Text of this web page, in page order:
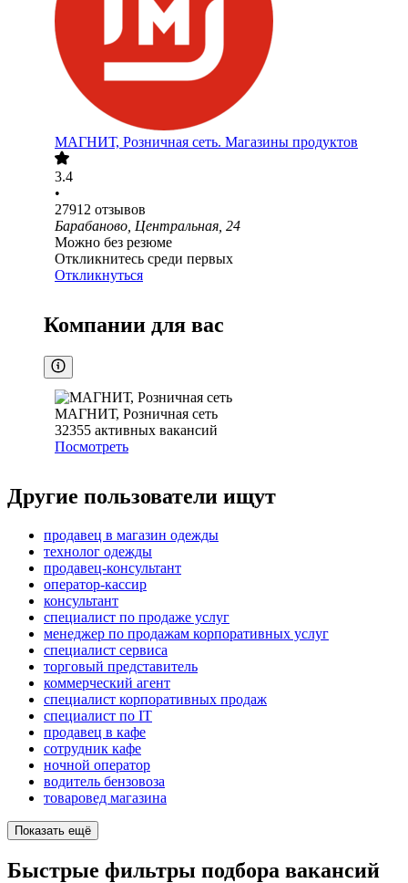
МАГНИТ, Розничная сеть. Магазины продуктов
3.4
•
27912 отзывов
Барабаново, Центральная, 24
Можно без резюме
Откликнитесь среди первых
Откликнуться
Компании для вас
МАГНИТ, Розничная сеть
32355 активных вакансий
Посмотреть
Другие пользователи ищут
продавец в магазин одежды
технолог одежды
продавец-консультант
оператор-кассир
консультант
специалист по продаже услуг
менеджер по продажам корпоративных услуг
специалист сервиса
торговый представитель
коммерческий агент
специалист корпоративных продаж
специалист по IT
продавец в кафе
сотрудник кафе
ночной оператор
водитель бензовоза
товаровед магазина
Показать ещё
Быстрые фильтры подбора вакансий